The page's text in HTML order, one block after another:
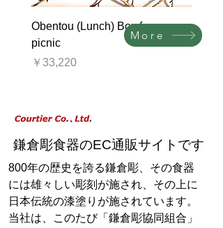
Obentou (Lunch) Box for a
picnic
価格
￥33,220
価格
￥
More
​鎌倉彫食器のEC通販サイトです
800年の歴史を誇る鎌倉彫、その食器
には雄々しい彫刻が施され、その上に
日本伝統の漆塗りが施されています。
当社は、このたび「鎌倉彫協同組合」